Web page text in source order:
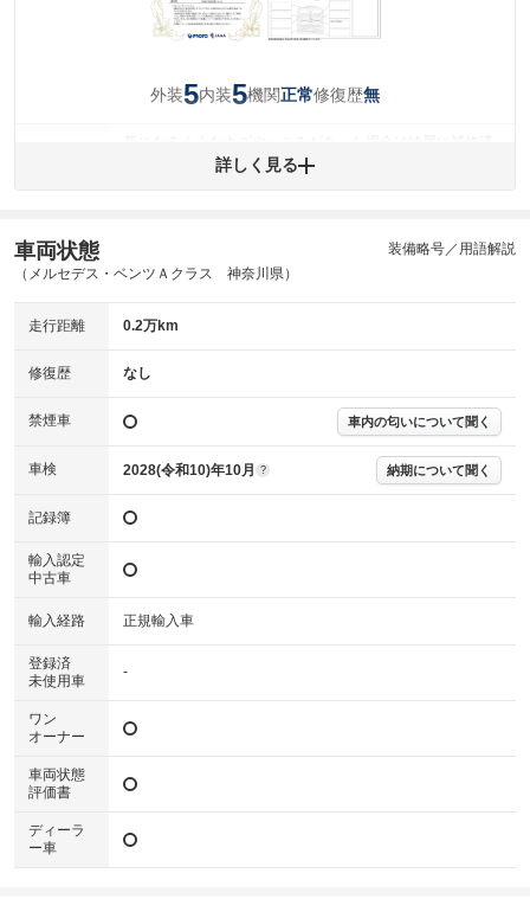
外装5内装5機関正常修復歴無
みですが、 小さなキズやヘコミが残っている場合もありま
内装
(内装状態)
気になる汚れ等がない綺麗な室内を保っています。
下さい。
および表示項目が異なる場合がございます。
※グー鑑定の評価はあくまでも記載している鑑定日の鑑定結果となりま
詳しく見る
車両状態
（メルセデス・ベンツＡクラス 神奈川県）
装備略号／用語解説
走行距離 0.2万km
修復歴 なし
禁煙車 車内の匂いについて聞く
車検 2028(令和10)年10月 ? 納期について聞く
記録簿
輸入認定
中古車
輸入経路 正規輸入車
登録済
未使用車
-
ワン
オーナー
車両状態
評価書
ディーラ
ー車